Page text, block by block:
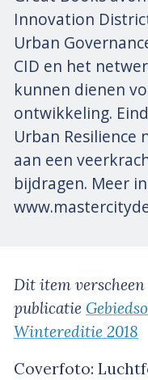
Innovation
Urban
CID en het
kunnen dienen
ontwikkeling.
Urban Resilience
aan een
bijdragen. Meer
Dit item
publicatie
Wintereditie 2018
Coverfoto: